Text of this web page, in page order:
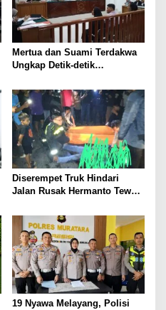
Mertua dan Suami Terdakwa
Ungkap Detik-detik
Asep di Kertapati
Diserempet Truk Hindari
Jalan Rusak Hermanto Tewas
19 Nyawa Melayang, Polisi